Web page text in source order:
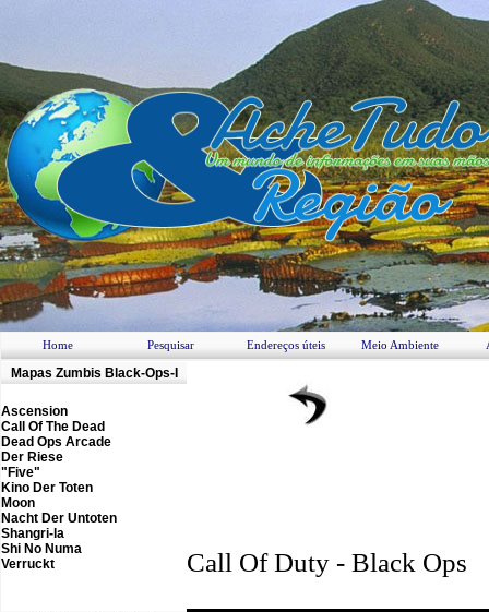
Home Pesquisar Endereços úteis Meio Ambiente
Mapas Zumbis Black-Ops-I
Ascension
Call Of The Dead
Dead Ops Arcade
Der Riese
"Five"
Kino Der Toten
Moon
Nacht Der Untoten
Shangri-la
Shi No Numa
Verruckt
Call Of Duty - Black Ops